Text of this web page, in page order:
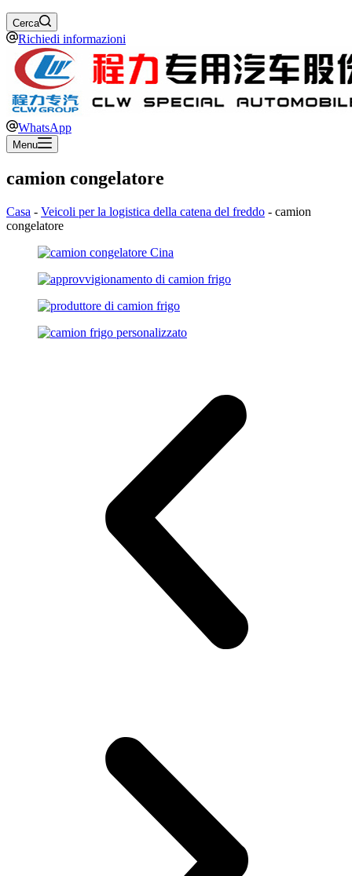
Cerca
Richiedi informazioni
WhatsApp
Menu
camion congelatore
Casa - Veicoli per la logistica della catena del freddo - camion
congelatore